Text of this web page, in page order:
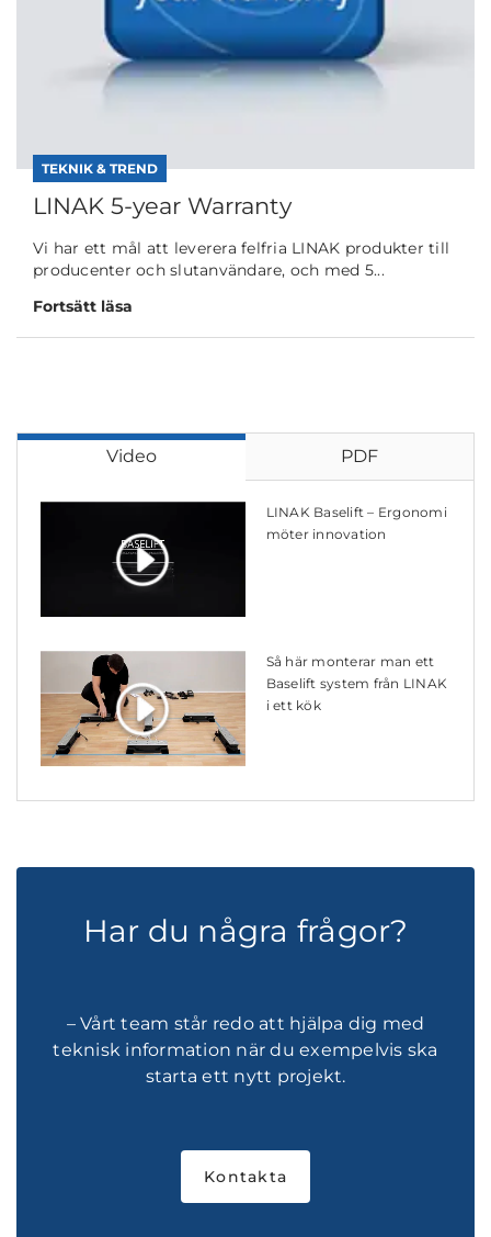
TEKNIK & TREND
LINAK 5-year Warranty
Vi har ett mål att leverera felfria LINAK produkter till
producenter och slutanvändare, och med 5...
Fortsätt läsa
Video PDF
LINAK Baselift – Ergonomi
möter innovation
Så här monterar man ett
Baselift system från LINAK
i ett kök
Har du några frågor?
– Vårt team står redo att hjälpa dig med
teknisk information när du exempelvis ska
starta ett nytt projekt.
Kontakta